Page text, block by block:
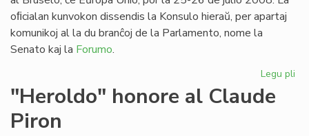
oﬁcialan kunvokon dissendis la Konsulo hieraŭ, per apartaj
komunikoj al la du branĉoj de la Parlamento, nome la
Senato kaj la Forumo.
Legu pli
"Heroldo" honore al Claude
Piron